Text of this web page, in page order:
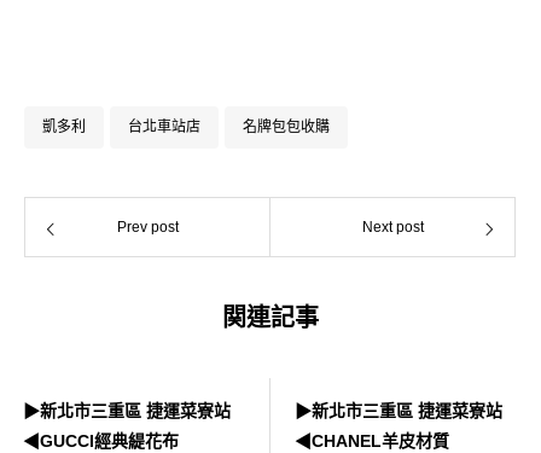
凱多利 台北車站店 名牌包包收購
Prev post Next post
関連記事
▶新北市三重區 捷運菜寮站
◀GUCCI經典緹花布
▶新北市三重區 捷運菜寮站
◀CHANEL羊皮材質